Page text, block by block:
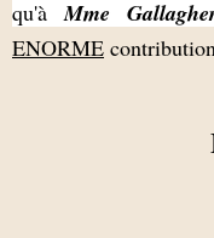
qu'àMme
ENORME